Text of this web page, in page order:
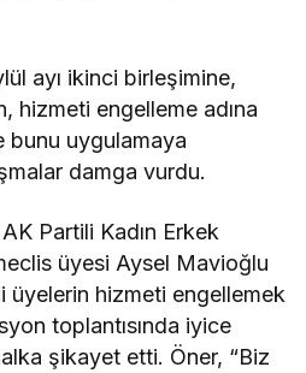
ayı ikinci birleşimine,
hizmeti engelleme adına
bunu uygulamaya
damga vurdu.
Partili Kadın Erkek
üyesi Aysel Mavioğlu
üyelerin hizmeti engellemek
toplantısında iyice
şikayet etti. Öner, “Biz